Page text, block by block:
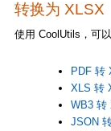
转换为 XLSX
使用 CoolUtils，可
PDF 转
XLS 转
WB3 转
JSON